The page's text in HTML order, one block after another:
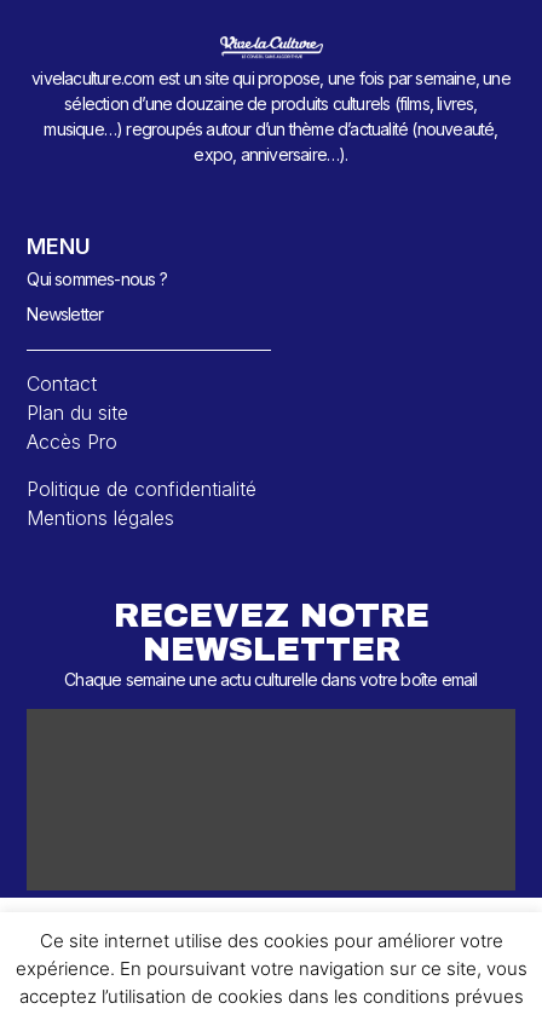
vivelaculture.com est un site qui propose, une fois par semaine, une
sélection d’une douzaine de produits culturels (films, livres,
musique…) regroupés autour d’un thème d’actualité (nouveauté,
expo, anniversaire…).
MENU
Qui sommes-nous ?
Newsletter
Contact
Plan du site
Accès Pro
Politique de confidentialité
Mentions légales
RECEVEZ NOTRE
NEWSLETTER
Chaque semaine une actu culturelle dans votre boîte email
© 2026 – 2 ème Round – Tous droits réservés.
Ce site internet utilise des cookies pour améliorer votre
expérience. En poursuivant votre navigation sur ce site, vous
acceptez l’utilisation de cookies dans les conditions prévues